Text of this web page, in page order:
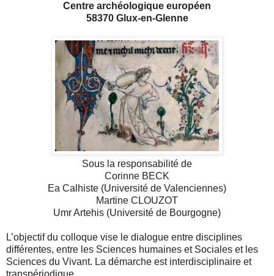
Centre archéologique européen
58370 Glux‐en‐Glenne
Sous la responsabilité de
Corinne BECK
Ea Calhiste (Université de Valenciennes)
Martine C LOUZOT
Umr Artehis (Université de Bourgogne)
L’objectif du colloque vise le dialogue entre disciplines
différentes, entre les Sciences humaines et Sociales et les
Sciences du Vivant. La démarche est interdisciplinaire et